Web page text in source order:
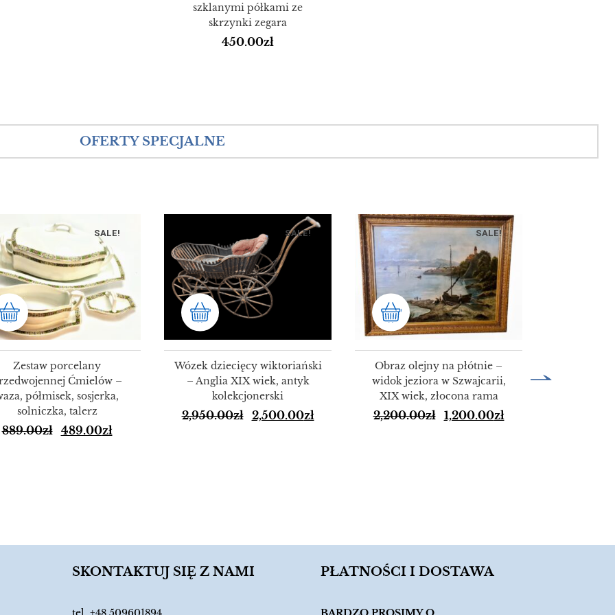
szklanymi półkami ze
skrzynki zegara
450.00zł
OFERTY SPECJALNE
SALE!
Zestaw porcelany
Ćmielów –
półmisek, sosjerka,
solniczka, talerz
889.00zł 489.00zł
SALE!
Wózek dziecięcy wiktoriański
– Anglia XIX wiek, antyk
kolekcjonerski
2,950.00zł 2,500.00zł
SALE!
Obraz olejny na płótnie –
widok jeziora w Szwajcarii,
XIX wiek, złocona rama
2,200.00zł 1,200.00zł
SKONTAKTUJ SIĘ Z NAMI PŁATNOŚCI I DOSTAWA